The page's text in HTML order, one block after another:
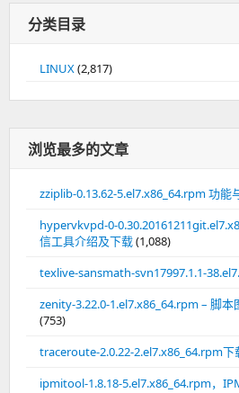
分类目录
LINUX(2,817)
浏览最多的文章
zziplib-0.13.62-5.el7.x86_64.rpm 功能
hypervkvpd-0-
信工具介绍及下载(1,088)
texlive-sansmath-svn17997.1.1-
zenity-3.22.0-1.el7.x86_64.rpm – 脚
(753)
traceroute-2.0.22-2.el7.x86_64.rpm下
ipmitool-1.8.18-5.el7.x86_64.rpm，